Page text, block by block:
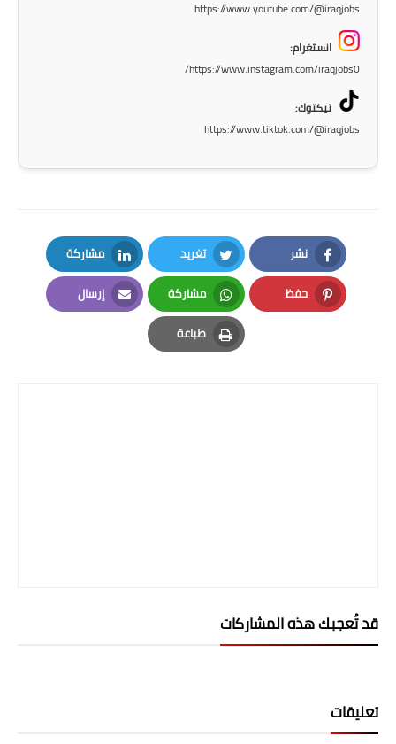
https://www.youtube.com/@iraqjobs
انستغرام:
https://www.instagram.com/iraqjobs0/
تيكتوك:
https://www.tiktok.com/@iraqjobs
نشر
Facebook
تغريد
Twitter
مشاركة
LinkedIn
حفظ
Pinterest
مشاركة
Whatsapp
إرسال
Email
طباعة
Print
قد تُعجبك هذه المشاركات
تعليقات